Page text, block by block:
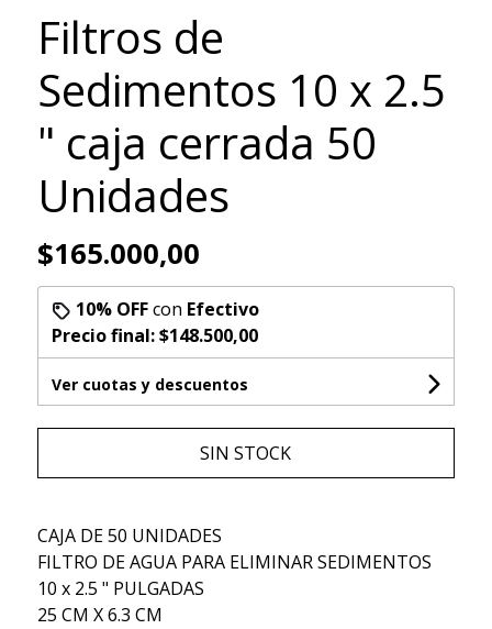
Filtros de
Sedimentos 10 x 2.5
" caja cerrada 50
Unidades
$165.000,00
10% OFFcon Efectivo
Precio final:$148.500,00
Ver cuotas y descuentos
SIN STOCK
CAJA DE 50 UNIDADES
FILTRO DE AGUA PARA ELIMINAR SEDIMENTOS
10 x 2.5 " PULGADAS
25 CM X 6.3 CM